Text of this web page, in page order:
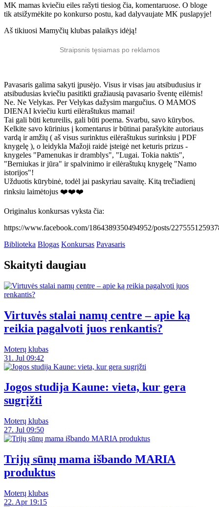
MK mamas kviečiu eiles rašyti tiesiog čia, komentaruose. O bloge
tik atsižymėkite po konkurso postu, kad dalyvaujate MK puslapyje!
Aš tikiuosi Mamyčių klubas palaikys idėją!
Straipsnis tęsiamas po reklamos
Pavasaris galima sakyti įpusėjo. Visus ir visas jau atsibudusius ir
atsibudusias kviečiu pasitikti gražiausią pavasario šventę eilėmis!
Ne. Ne Velykas. Per Velykas dažysim margučius. O MAMOS
DIENAI kviečiu kurti eilėraštukus mamai!
Tai gali būti ketureilis, gali būti poema. Svarbu, savo kūrybos.
Kelkite savo kūrinius į komentarus ir būtinai parašykite autoriaus
vardą ir amžių ( aš visus surinktus eilėraštukus surinksiu į PDF
knygelę ), o leidykla Mažoji raidė įsteigė net keturis prizus -
knygeles "Pamenukas ir dramblys", "Lugai. Tokia naktis",
"Berniukas ir jūra" ir spalvinimo ir eilėraštukų knygelę "Namo
istorijos"!
Užduotis kūrybinė, todėl jai paskyriau savaitę. Kitą trečiadienį
rinksiu laimėtojus ❤️❤️❤️
Originalus konkursas vyksta čia:
https://www.facebook.com/1864389350494952/posts/
Biblioteka Blogas Konkursas Pavasaris
Skaityti daugiau
Virtuvės stalai namų centre – apie ką
reikia pagalvoti juos renkantis?
Moterų klubas
31. Jul 09:42
Jogos studija Kaune: vieta, kur gera
sugrįžti
Moterų klubas
27. Jul 09:50
Trijų sūnų mama išbando MARIA
produktus
Moterų klubas
22. Apr 19:15